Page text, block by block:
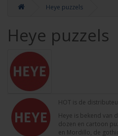
Heye puzzels
Heye puzzels
HOT is de
Heye is bekend van
dozen en cartoon
en Mordillo, de